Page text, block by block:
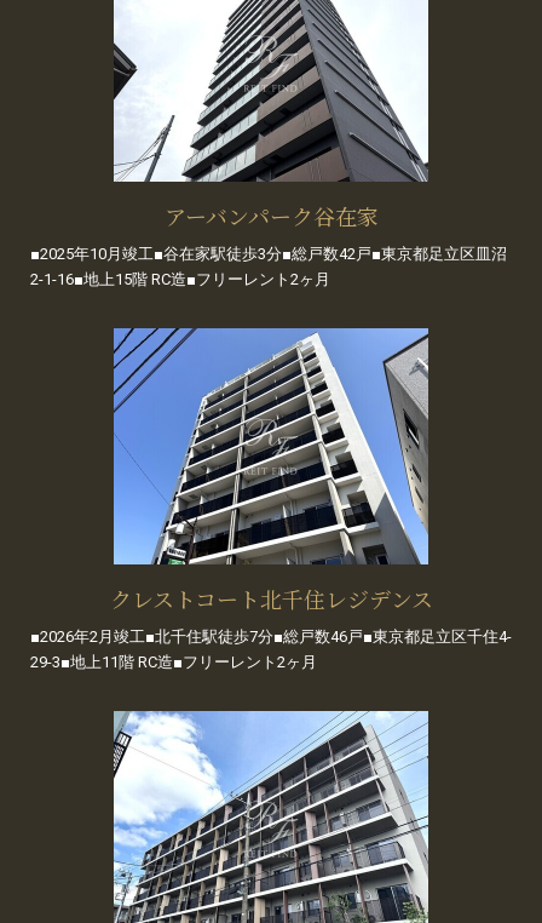
アーバンパーク谷在家
■2025年10月竣工■谷在家駅徒歩3分■総戸数42戸■東京都足立区皿沼
2-1-16■地上15階 RC造■フリーレント2ヶ月
クレストコート北千住レジデンス
■2026年2月竣工■北千住駅徒歩7分■総戸数46戸■東京都足立区千住4-
29-3■地上11階 RC造■フリーレント2ヶ月